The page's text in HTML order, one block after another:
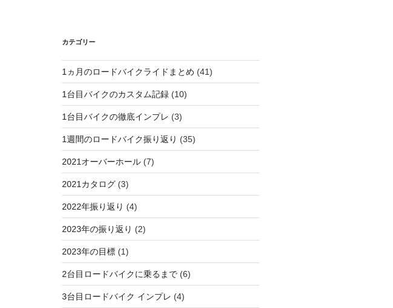
カテゴリー
1ヵ月のロードバイクライドまとめ (41)
1台目バイクのカスタム記録(10)
1台目バイクの徹底インプレ (3)
1週間のロードバイク振り返り (35)
2021オーバーホール(7)
2021カタログ(3)
2022年振り返り (4)
2023年の振り返り (2)
2023年の目標(1)
2台目ロードバイクに乗るまで(6)
3台目ロードバイク インプレ (4)